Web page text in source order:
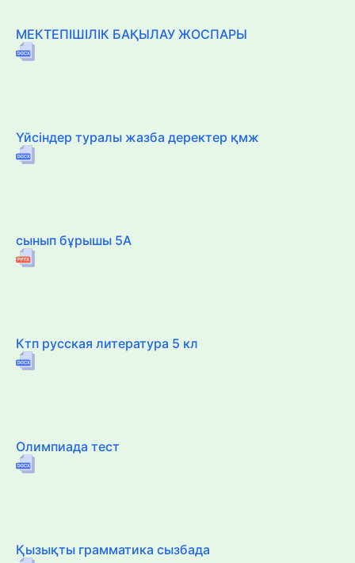
МЕКТЕПІШІЛІК БАҚЫЛАУ ЖОСПАРЫ
Үйсіндер туралы жазба деректер қмж
сынып бұрышы 5А
Ктп русская литература 5 кл
Олимпиада тест
Қызықты грамматика сызбада